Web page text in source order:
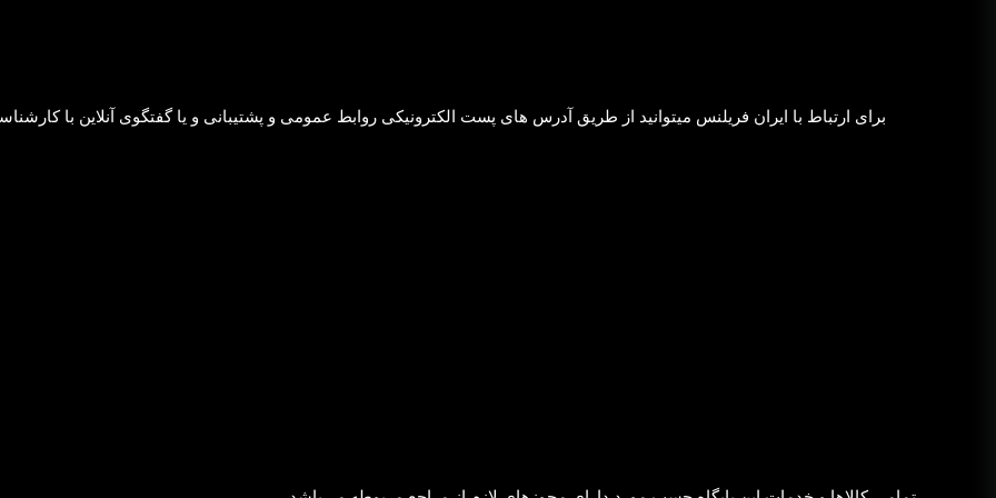
برای ارتباط با ایران فریلنس میتوانید از طریق آدرس های پست الکترونیکی روابط عمومی و پشتیبانی و یا گفتگوی آنلاین با